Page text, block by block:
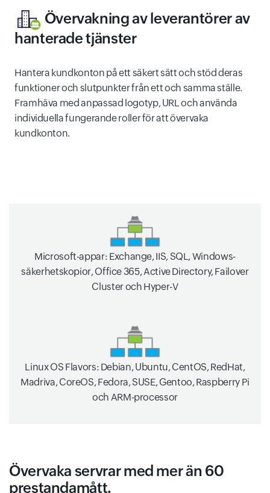
Övervakning av leverantörer av
hanterade tjänster
Hantera kundkonton på ett säkert sätt och stöd deras
funktioner och slutpunkter från ett och samma ställe.
Framhäva med anpassad logotyp, URL och använda
individuella fungerande roller för att övervaka
kundkonton.
Microsoft-appar: Exchange, IIS, SQL, Windows-
säkerhetskopior, Office 365, Active Directory, Failover
Cluster och Hyper-V
Linux OS Flavors: Debian, Ubuntu, CentOS, RedHat,
Madriva, CoreOS, Fedora, SUSE, Gentoo, Raspberry Pi
och ARM-processor
Övervaka servrar med mer än 60
prestandamått.